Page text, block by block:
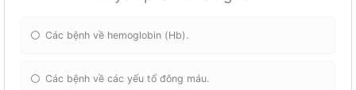
Các bệnh về hemoglobin (Hb).
Các bệnh về các yếu tố đông máu.